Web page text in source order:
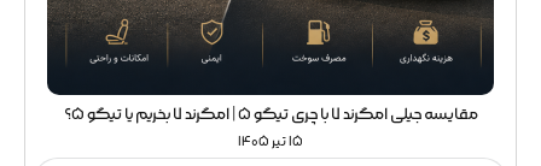
مقایسه جیلی امگرند 7 با چری تیگو 5 | امگرند 7 بخریم یا تیگو 5؟
15 تیر 1405